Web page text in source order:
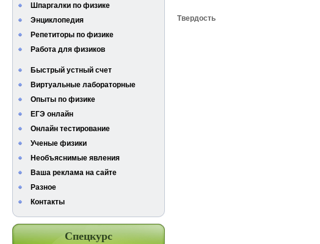
Шпаргалки по физике
Энциклопедия
Репетиторы по физике
Работа для физиков
Быстрый устный счет
Виртуальные лабораторные
Опыты по физике
ЕГЭ онлайн
Онлайн тестирование
Ученые физики
Необъяснимые явления
Ваша реклама на сайте
Разное
Контакты
Спецкурс
Твердость